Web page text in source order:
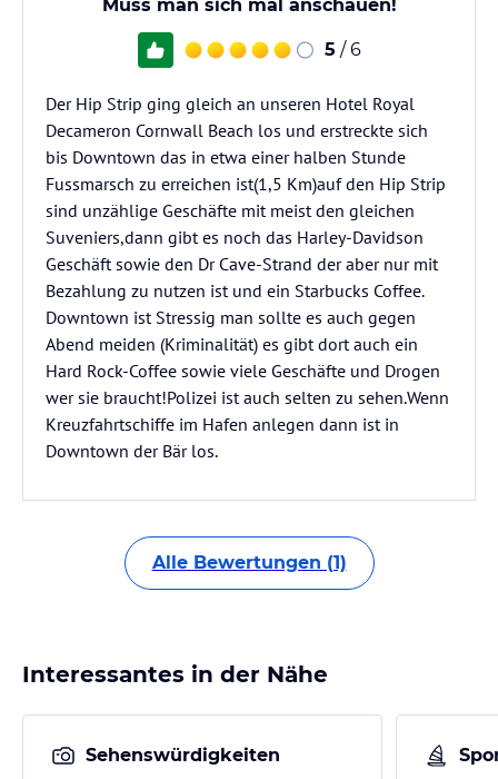
Muss man sich mal anschauen!
5 / 6
Der Hip Strip ging gleich an unseren Hotel Royal
Decameron Cornwall Beach los und erstreckte sich
bis Downtown das in etwa einer halben Stunde
Fussmarsch zu erreichen ist(1,5 Km)auf den Hip Strip
sind unzählige Geschäfte mit meist den gleichen
Suveniers,dann gibt es noch das Harley-Davidson
Geschäft sowie den Dr Cave-Strand der aber nur mit
Bezahlung zu nutzen ist und ein Starbucks Coffee.
Downtown ist Stressig man sollte es auch gegen
Abend meiden (Kriminalität) es gibt dort auch ein
Hard Rock-Coffee sowie viele Geschäfte und Drogen
wer sie braucht!Polizei ist auch selten zu sehen.Wenn
Kreuzfahrtschiffe im Hafen anlegen dann ist in
Downtown der Bär los.
Alle Bewertungen (1)
Interessantes in der Nähe
Sehenswürdigkeiten